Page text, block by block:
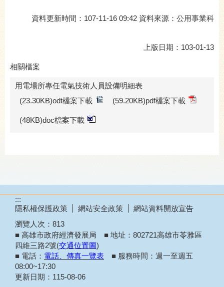
資料更新時間：107-11-16 09:42 資料來源：公用事業科
上版日期：103-01-13
相關檔案
用電場所專任電氣技術人員設備明細表
(23.30KB)odt檔案下載
(59.20KB)pdf檔案下載
(48KB)doc檔案下載
:::
隱私權保護政策
網站安全政策
網站資料開放宣告
瀏覽人次： 813
■ 高雄市政府經濟發展局 ■ 地址：802721高雄市苓雅區
四維三路2號(交通位置圖)
■ 電話： 電話、傳真一覽表
■ 服務時間：週一至週五
08:00~17:30
更新日期： 115-08-06